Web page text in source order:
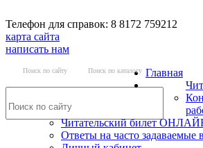
Телефон для справок: 8 8172 759212
карта сайта
написать нам
Поиск по сайту Поиск по каталогу Главная
Читательский билет
Ответы на часто задаваемые